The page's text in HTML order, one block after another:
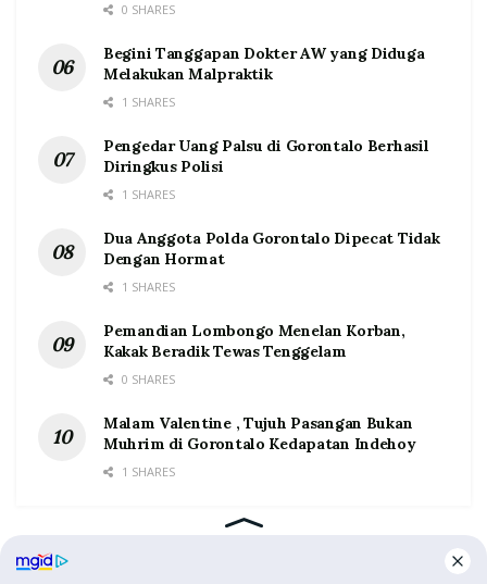
0 SHARES
Begini Tanggapan Dokter AW yang Diduga
Melakukan Malpraktik
1 SHARES
Pengedar Uang Palsu di Gorontalo Berhasil
Diringkus Polisi
1 SHARES
Dua Anggota Polda Gorontalo Dipecat Tidak
Dengan Hormat
1 SHARES
Pemandian Lombongo Menelan Korban,
Kakak Beradik Tewas Tenggelam
0 SHARES
Malam Valentine , Tujuh Pasangan Bukan
Muhrim di Gorontalo Kedapatan Indehoy
1 SHARES